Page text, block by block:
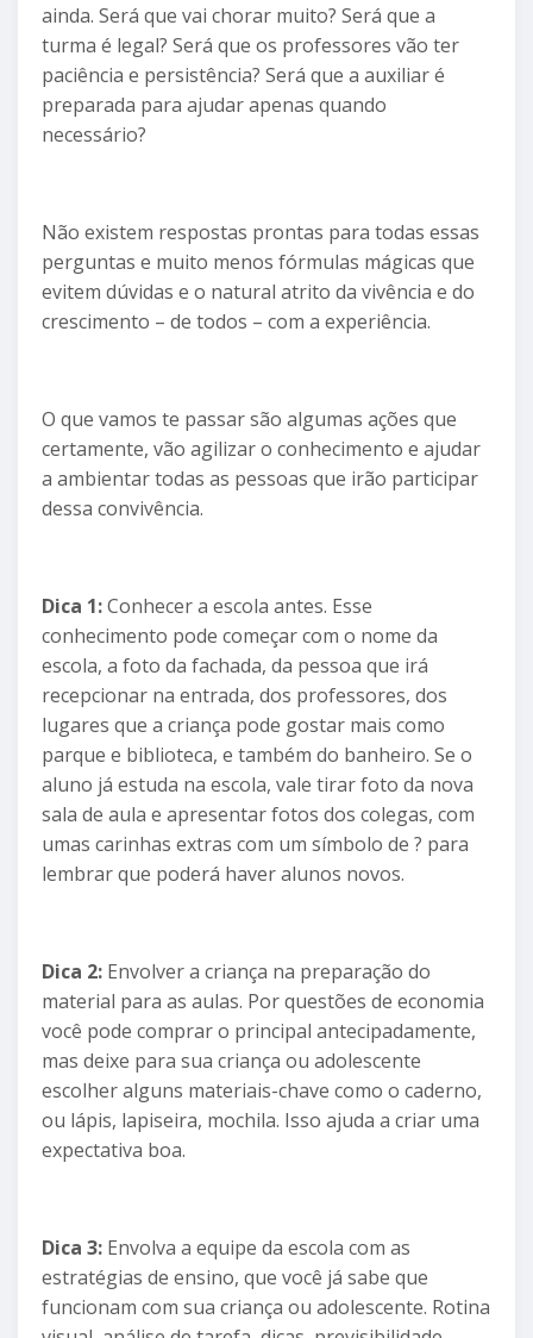
ainda. Será que vai chorar muito? Será que a
turma é legal? Será que os professores vão ter
paciência e persistência? Será que a auxiliar é
preparada para ajudar apenas quando
necessário?
Não existem respostas prontas para todas essas
perguntas e muito menos fórmulas mágicas que
evitem dúvidas e o natural atrito da vivência e do
crescimento – de todos – com a experiência.
O que vamos te passar são algumas ações que
certamente, vão agilizar o conhecimento e ajudar
a ambientar todas as pessoas que irão participar
dessa convivência.
Dica 1:Conhecer a escola antes. Esse
conhecimento pode começar com o nome da
escola, a foto da fachada, da pessoa que irá
recepcionar na entrada, dos professores, dos
lugares que a criança pode gostar mais como
parque e biblioteca, e também do banheiro. Se o
aluno já estuda na escola, vale tirar foto da nova
sala de aula e apresentar fotos dos colegas, com
umas carinhas extras com um símbolo de ? para
lembrar que poderá haver alunos novos.
Dica 2: Envolver a criança na preparação do
material para as aulas. Por questões de economia
você pode comprar o principal antecipadamente,
mas deixe para sua criança ou adolescente
escolher alguns materiais-chave como o caderno,
ou lápis, lapiseira, mochila. Isso ajuda a criar uma
expectativa boa.
Dica 3: Envolva a equipe da escola com as
estratégias de ensino, que você já sabe que
funcionam com sua criança ou adolescente. Rotina